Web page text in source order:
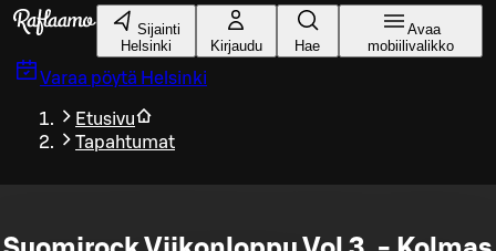
Siirry pääsisältöön
Sijainti
Helsinki
Kirjaudu Hae
Avaa
mobiilivalikko
Varaa pöytä Helsinki
Etusivu
Tapahtumat